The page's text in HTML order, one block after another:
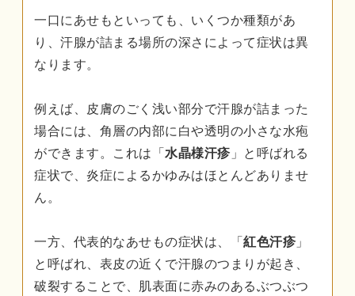
一口にあせもといっても、いくつか種類があ
り、汗腺が詰まる場所の深さによって症状は異
なります。
例えば、皮膚のごく浅い部分で汗腺が詰まった
場合には、角層の内部に白や透明の小さな水疱
ができます。これは「 水晶様汗疹」と呼ばれる
症状で、炎症によるかゆみはほとんどありませ
ん。
一方、代表的なあせもの症状は、「 紅色汗疹」
と呼ばれ、表皮の近くで汗腺のつまりが起き、
破裂することで、肌表面に赤みのあるぶつぶつ